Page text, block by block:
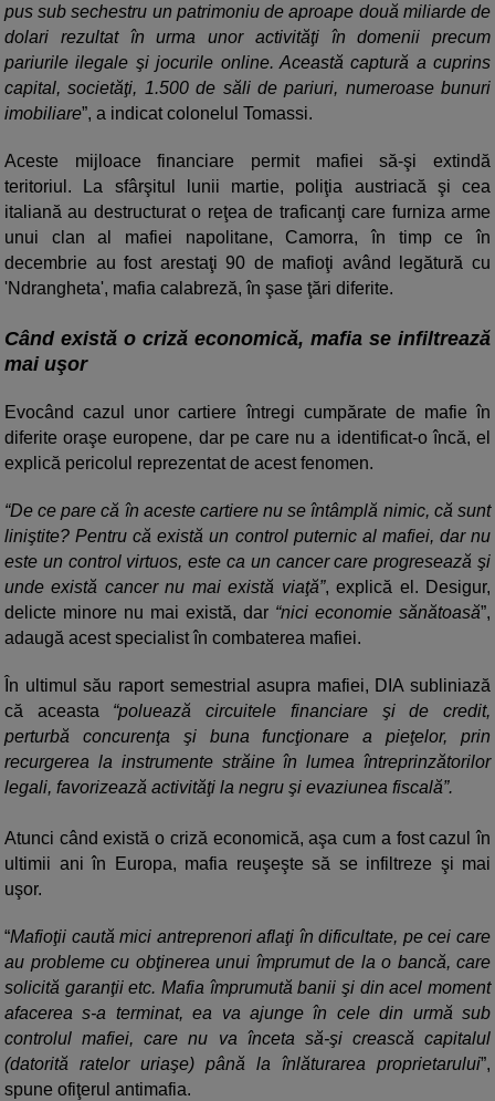
pus sub sechestru un patrimoniu de aproape două miliarde de
dolari rezultat în urma unor activităţi în domenii precum
pariurile ilegale şi jocurile online. Această captură a cuprins
capital, societăţi, 1.500 de săli de pariuri, numeroase bunuri
imobiliare”, a indicat colonelul Tomassi.
Aceste mijloace financiare permit mafiei să-şi extindă
teritoriul. La sfârşitul lunii martie, poliţia austriacă şi cea
italiană au destructurat o reţea de traficanţi care furniza arme
unui clan al mafiei napolitane, Camorra, în timp ce în
decembrie au fost arestaţi 90 de mafioţi având legătură cu
'Ndrangheta', mafia calabreză, în şase ţări diferite.
Când există o criză economică, mafia se infiltrează
mai uşor
Evocând cazul unor cartiere întregi cumpărate de mafie în
diferite oraşe europene, dar pe care nu a identificat-o încă, el
explică pericolul reprezentat de acest fenomen.
“De ce pare că în aceste cartiere nu se întâmplă nimic, că sunt
liniştite? Pentru că există un control puternic al mafiei, dar nu
este un control virtuos, este ca un cancer care progresează şi
unde există cancer nu mai există viaţă”, explică el. Desigur,
delicte minore nu mai există, dar “nici economie sănătoasă”,
adaugă acest specialist în combaterea mafiei.
În ultimul său raport semestrial asupra mafiei, DIA subliniază
că aceasta “poluează circuitele financiare şi de credit,
perturbă concurenţa şi buna funcţionare a pieţelor, prin
recurgerea la instrumente străine în lumea întreprinzătorilor
legali, favorizează activităţi la negru şi evaziunea fiscală”.
Atunci când există o criză economică, aşa cum a fost cazul în
ultimii ani în Europa, mafia reuşeşte să se infiltreze şi mai
uşor.
“Mafioţii caută mici antreprenori aflaţi în dificultate, pe cei care
au probleme cu obţinerea unui împrumut de la o bancă, care
solicită garanţii etc. Mafia împrumută banii şi din acel moment
afacerea s-a terminat, ea va ajunge în cele din urmă sub
controlul mafiei, care nu va înceta să-şi crească capitalul
(datorită ratelor uriaşe) până la înlăturarea proprietarului”,
spune ofiţerul antimafia.